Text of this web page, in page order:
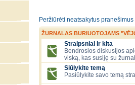
Peržiūrėti neatsakytus pranešimus
ŽURNALAS BURIUOTOJAMS
Straipsniai ir kita
Bendrosios diskusijos
viską, kas susiję su
Siūlykite temą
Pasiūlykite savo temą